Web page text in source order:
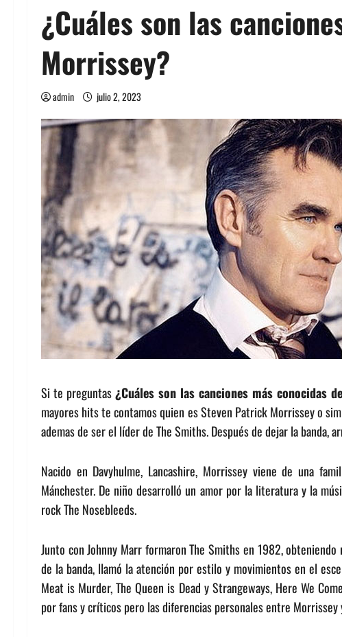
¿Cuáles son las
Morrissey?
admin julio 2, 2023
Si te preguntas¿Cuáles son las canciones más conocidas
mayores hits te contamos quien es Steven Patrick Morrissey o
ademas de ser el líder de The Smiths. Después de dejar la banda,
Nacido en Davyhulme, Lancashire, Morrissey viene de una
Mánchester. De niño desarrolló un amor por la literatura y la
rock The Nosebleeds.
Junto con Johnny Marr formaron The Smiths en 1982,
de la banda, llamó la atención por estilo y movimientos en el
Meat is Murder, The Queen is Dead y Strangeways, Here We
por fans y críticos pero las diferencias personales entre